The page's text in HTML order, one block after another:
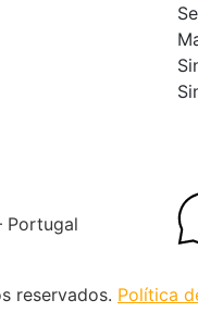
Portugal
reservados. Política